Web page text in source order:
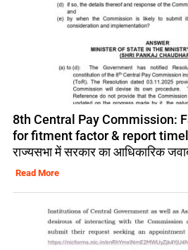
8th Central Pay Commission:
for fitment factor & report
राज्यसभा में सरकार का आधिकारिक
Read More